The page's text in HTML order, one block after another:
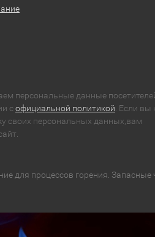
персональные данные
софициальной политикой . Если вы
своих персональных данных,вам
для процессов горения. Запасные